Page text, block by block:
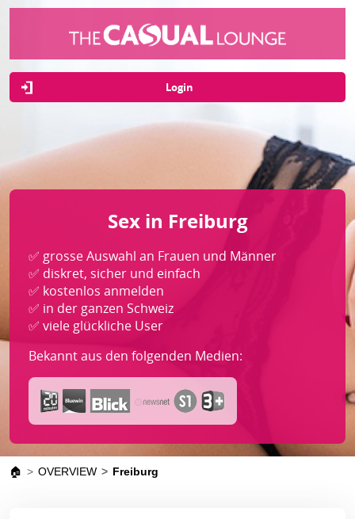
Login
Sex in Freiburg
✅ grosse Auswahl an Frauen und Männer
✅ diskret, sicher und einfach
✅ kostenlos anmelden
✅ in der ganzen Schweiz
✅ viele glückliche User
Bekannt aus den folgenden Medien:
🏠 OVERVIEW Freiburg